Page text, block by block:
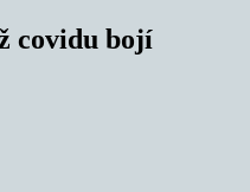
covidu bojí